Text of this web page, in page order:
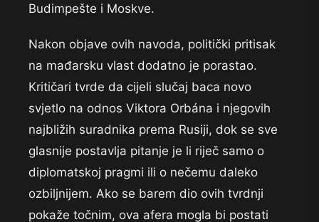
Budimpešte i Moskve.
Nakon objave ovih navoda, politički pritisak
na mađarsku vlast dodatno je porastao.
Kritičari tvrde da cijeli slučaj baca novo
svjetlo na odnos Viktora Orbána i njegovih
najbližih suradnika prema Rusiji, dok se sve
glasnije postavlja pitanje je li riječ samo o
diplomatskoj pragmi ili o nečemu daleko
ozbiljnijem. Ako se barem dio ovih tvrdnji
pokaže točnim, ova afera mogla bi postati